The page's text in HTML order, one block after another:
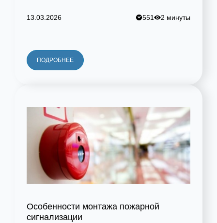
13.03.2026 551 2 минуты
ПОДРОБНЕЕ
Особенности монтажа пожарной
сигнализации